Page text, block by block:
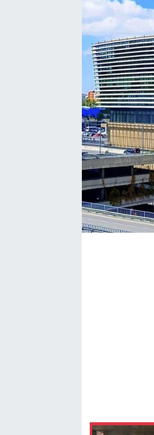
İlçe Haberleri
Kültür & Sanat